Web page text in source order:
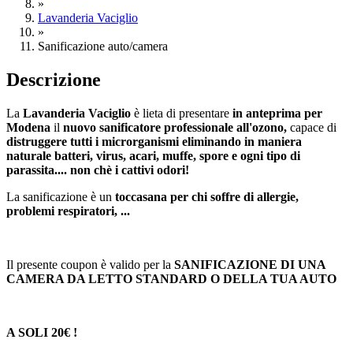
»
Lavanderia Vaciglio
»
Sanificazione auto/camera
Descrizione
La Lavanderia Vaciglio è lieta di presentare in anteprima per
Modena il nuovo sanificatore professionale all'ozono, capace di
distruggere tutti i microrganismi eliminando in maniera
naturale batteri, virus, acari, muffe, spore e ogni tipo di
parassita.... non chè i cattivi odori!
La sanificazione è un toccasana per chi soffre di allergie,
problemi respiratori, ...
Il presente coupon è valido per la SANIFICAZIONE DI UNA
CAMERA DA LETTO STANDARD O DELLA TUA AUTO
A SOLI 20€ !